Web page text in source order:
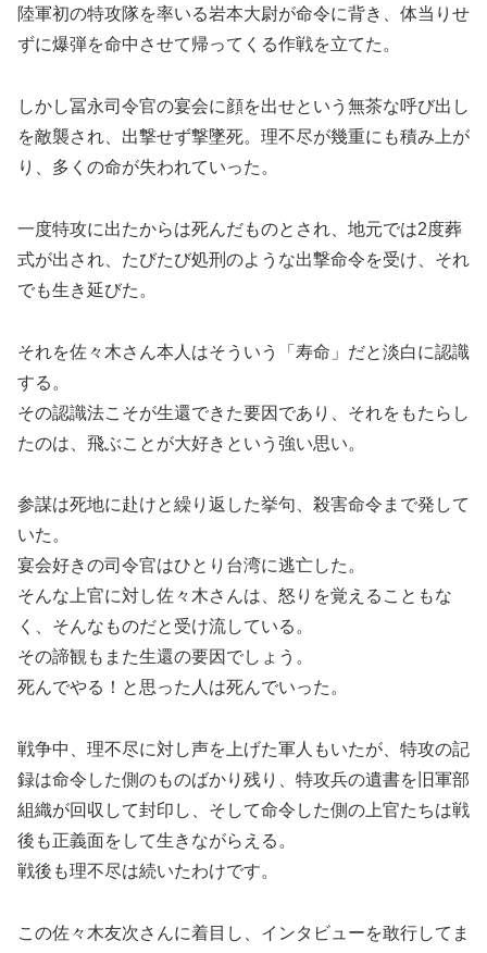
陸軍初の特攻隊を率いる岩本大尉が命令に背き、体当りせ
ずに爆弾を命中させて帰ってくる作戦を立てた。
しかし冨永司令官の宴会に顔を出せという無茶な呼び出し
を敵襲され、出撃せず撃墜死。理不尽が幾重にも積み上が
り、多くの命が失われていった。
一度特攻に出たからは死んだものとされ、地元では2度葬
式が出され、たびたび処刑のような出撃命令を受け、それ
でも生き延びた。
それを佐々木さん本人はそういう「寿命」だと淡白に認識
する。
その認識法こそが生還できた要因であり、それをもたらし
たのは、飛ぶことが大好きという強い思い。
参謀は死地に赴けと繰り返した挙句、殺害命令まで発して
いた。
宴会好きの司令官はひとり台湾に逃亡した。
そんな上官に対し佐々木さんは、怒りを覚えることもな
く、そんなものだと受け流している。
その諦観もまた生還の要因でしょう。
死んでやる！と思った人は死んでいった。
戦争中、理不尽に対し声を上げた軍人もいたが、特攻の記
録は命令した側のものばかり残り、特攻兵の遺書を旧軍部
組織が回収して封印し、そして命令した側の上官たちは戦
後も正義面をして生きながらえる。
戦後も理不尽は続いたわけです。
この佐々木友次さんに着目し、インタビューを敢行してま